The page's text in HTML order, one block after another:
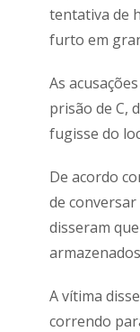
tentativa de
furto em
As
prisão de C,
fugisse do
De acordo
de
disseram
A vítima
correndo